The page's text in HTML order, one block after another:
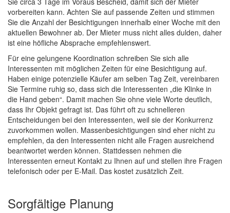
vorbereiten kann. Achten Sie auf passende Zeiten und stimmen
Sie die Anzahl der Besichtigungen innerhalb einer Woche mit den
aktuellen Bewohner ab. Der Mieter muss nicht alles dulden, daher
ist eine höfliche Absprache empfehlenswert.
Für eine gelungene Koordination schreiben Sie sich alle
Interessenten mit möglichen Zeiten für eine Besichtigung auf.
Haben einige potenzielle Käufer am selben Tag Zeit, vereinbaren
Sie Termine ruhig so, dass sich die Interessenten „die Klinke in
die Hand geben“. Damit machen Sie ohne viele Worte deutlich,
dass Ihr Objekt gefragt ist. Das führt oft zu schnelleren
Entscheidungen bei den Interessenten, weil sie der Konkurrenz
zuvorkommen wollen. Massenbesichtigungen sind eher nicht zu
empfehlen, da den Interessenten nicht alle Fragen ausreichend
beantwortet werden können. Stattdessen nehmen die
Interessenten erneut Kontakt zu Ihnen auf und stellen ihre Fragen
telefonisch oder per E-Mail. Das kostet zusätzlich Zeit.
Sorgfältige Planung